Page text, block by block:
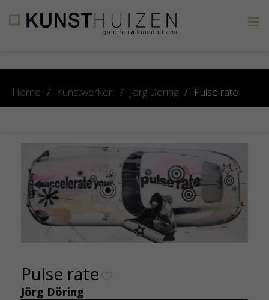
Home / Kunstwerken / Jörg Döring / Pulse rate
Pulse rate
Jörg Döring